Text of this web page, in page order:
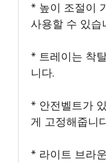
* 높이 조절이
사용할 수 있습
* 트레이는 착
니다.
* 안전벨트가
게 고정해줍니
* 라이트 브라